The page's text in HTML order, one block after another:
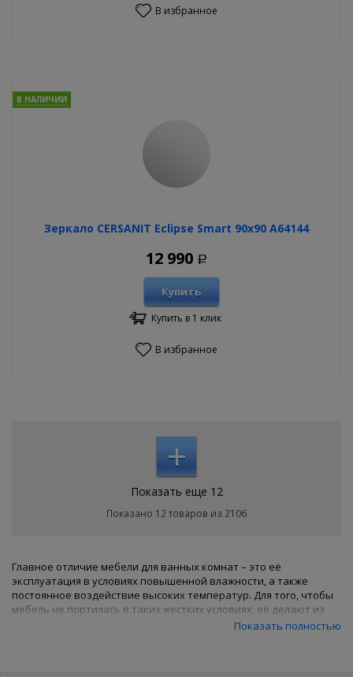
В избранное
Зеркало CERSANIT Eclipse Smart 90х90 A64144
В НАЛИЧИИ
12 990 Р
Купить
Купить в 1 клик
В избранное
+
Показать еще 12
Показано 12 товаров из 2106
Главное отличие мебели для ванных комнат – это её
эксплуатация в условиях повышенной влажности, а также
постоянное воздействие высоких температур. Для того, чтобы
мебель не портилась в таких жестких условиях, её делают из
материалов, устойчивых к влаге и высоким температурам.
Показать полностью